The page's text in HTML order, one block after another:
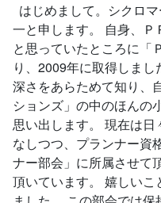
はじめまして。シクロ
一と申します。 自身、
と思っていたところに「
り、2009年に取得しま
深さをあらためて知り、
ションズ」の中のほんの
思い出します。 現在は日
なしつつ、プランナー資
ナー部会」に所属させて
頂いています。 嬉しいこ